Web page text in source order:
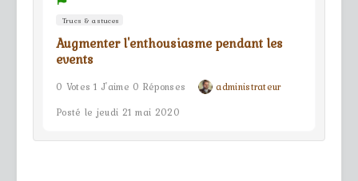
Trucs & astuces
Augmenter l'enthousiasme pendant les
events
0 Votes 1 J'aime 0 Réponses
administrateur
Posté le jeudi 21 mai 2020